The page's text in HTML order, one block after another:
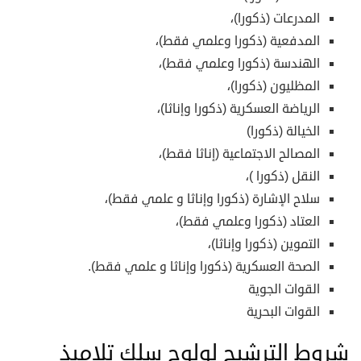
المدرعات (ذكورا)،
المدفعية (ذكورا وعلمي فقط)،
الهندسة (ذكورا وعلمي فقط)،
المظليون (ذكورا)،
الرياضة العسكرية (ذكورا وإناثا)،
الخيالة (ذكورا)
المصالح الاجتماعية (إناثا فقط)،
النقل (ذكورا )،
سلاح الإشارة (ذكورا وإناثا و علمي فقط)،
العتاد (ذكورا وعلمي فقط)،
التموين (ذكورا وإناثا)،
الصحة العسكرية (ذكورا وإناثا و علمي فقط).
القوات الجوية
القوات البحرية
شروط الترشيح لولوج سلك تلاميذ